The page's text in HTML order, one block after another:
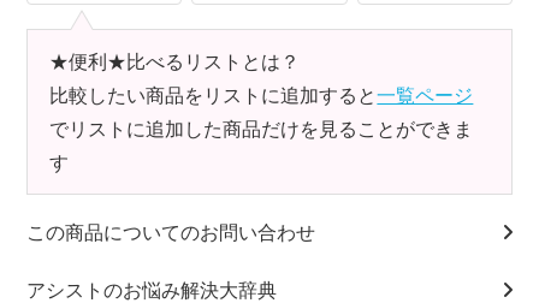
★便利★比べるリストとは？
比較したい商品をリストに追加すると一覧ページ
でリストに追加した商品だけを見ることができま
す
この商品についてのお問い合わせ
アシストのお悩み解決大辞典